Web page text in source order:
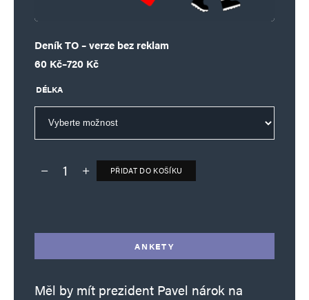
Deník TO – verze bez reklam
60 Kč–720 Kč
Rozpětí cen: 60 Kč až 720 Kč
DÉLKA
Deník TO – verze bez reklam množství
PŘIDAT DO KOŠÍKU
ANKETY
Měl by mít prezident Pavel nárok na